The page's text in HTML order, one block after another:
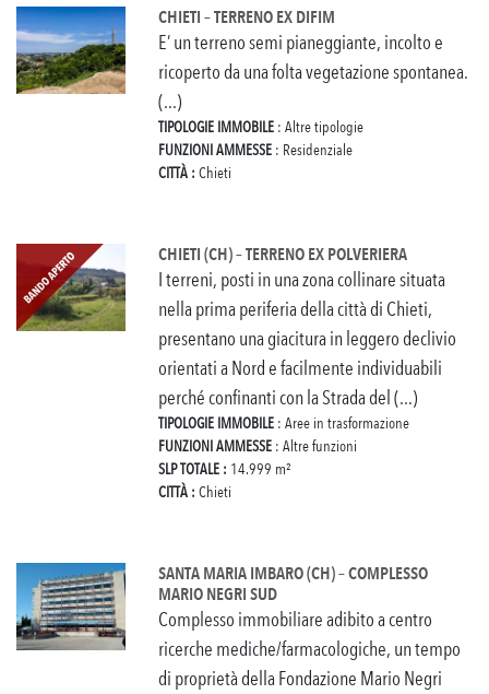
CHIETI – TERRENO EX DIFIM
E’ un terreno semi pianeggiante, incolto e
ricoperto da una folta vegetazione spontanea.
(...)
TIPOLOGIE IMMOBILE : Altre tipologie
FUNZIONI AMMESSE : Residenziale
CITTÀ : Chieti
CHIETI (CH) – TERRENO EX POLVERIERA
I terreni, posti in una zona collinare situata
nella prima periferia della città di Chieti,
presentano una giacitura in leggero declivio
orientati a Nord e facilmente individuabili
perché confinanti con la Strada del (...)
TIPOLOGIE IMMOBILE : Aree in trasformazione
FUNZIONI AMMESSE : Altre funzioni
SLP TOTALE : 14.999 m²
CITTÀ : Chieti
SANTA MARIA IMBARO (CH) – COMPLESSO
MARIO NEGRI SUD
Complesso immobiliare adibito a centro
ricerche mediche/farmacologiche, un tempo
di proprietà della Fondazione Mario Negri